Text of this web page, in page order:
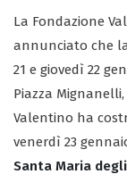
La Fondazione
annunciato che
21 e giovedì 22
Piazza
Valentino ha
venerdì 23
Santa Maria